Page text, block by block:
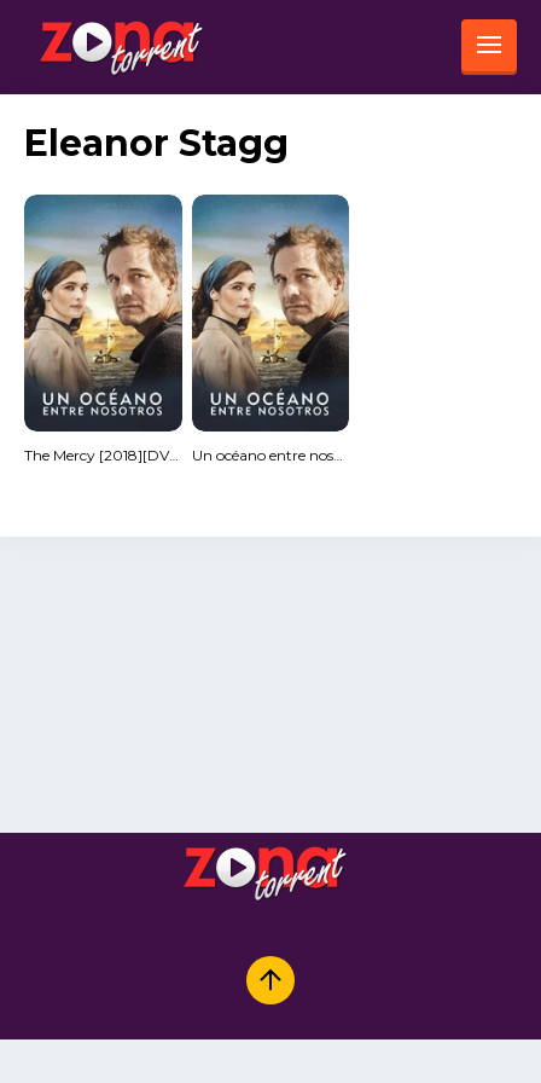
Eleanor Stagg
The Mercy [2018][DVD R2][PAL] Un océano entre nosotros (HDRip) Español Torrent